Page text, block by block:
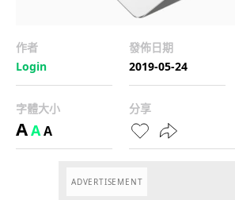
作者
Login
發佈日期
2019-05-24
字體大小
AAA
分享
ADVERTISEMENT